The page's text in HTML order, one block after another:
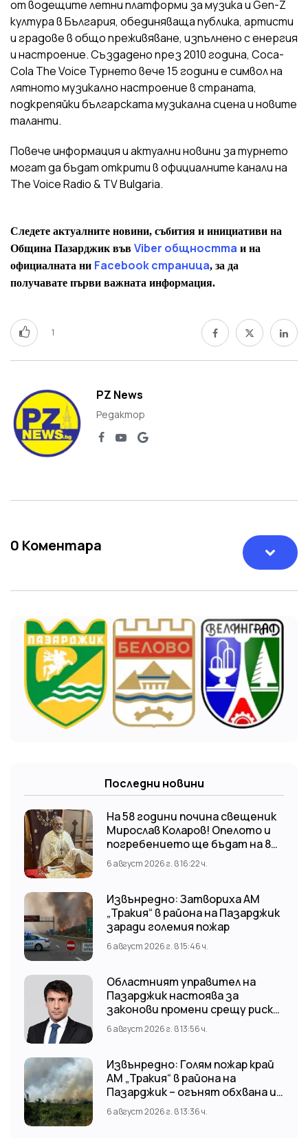
от водещите летни платформи за музика и Gen-Z
култура в България, обединяваща публика, артисти
и градове в общо преживяване, изпълнено с енергия
и настроение. Създадено през 2010 година, Coca-
Cola The Voice Турнето вече 15 години е символ на
лятното музикално настроение в страната,
подкрепяйки българската музикална сцена и новите
таланти.
Повече информация и актуални новини за турнето
могат да бъдат открити в официалните канали на
The Voice Radio & TV Bulgaria.
Следете актуалните новини, събития и инициативи на
Община Пазарджик във Viber общността и на
официалната ни Facebook страница, за да
получавате първи важната информация.
1
PZ News
Редактор
0 Коментара
Последни новини
На 58 години почина свещеник
Мирослав Коларов! Опелото и
погребението ще бъдат на 8
август (събота) от 11:00 часа в
храм “Св. Св. Козма и Дамян”, гр.
6 август 2026 г. в 16:22 ч.
Извънредно: Затвориха АМ
„Тракия“ в района на Пазарджик
заради големия пожар
6 август 2026 г. в 15:46 ч.
Областният управител на
Пазарджик настоява за
законови промени срещу риска
от наводнения
6 август 2026 г. в 13:56 ч.
Извънредно: Голям пожар край
АМ „Тракия“ в района на
Пазарджик – огънят обхвана и
лозови масиви
6 август 2026 г. в 13:36 ч.